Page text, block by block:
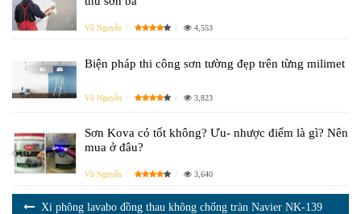
Vũ Nguyễn 4,553
Biện pháp thi công sơn tường đẹp trên từng milimet
Vũ Nguyễn 3,823
Sơn Kova có tốt không? Ưu- nhược điểm là gì? Nên
mua ở đâu?
Vũ Nguyễn 3,640
Xi phông lavabo đồng thau không chống tràn Navier NK-139